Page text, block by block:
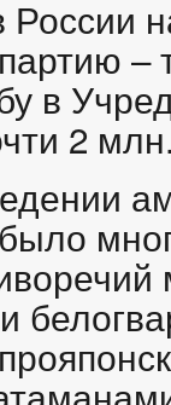
России
–
в
2